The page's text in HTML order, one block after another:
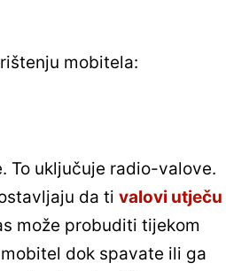
mobitela:
To uključuje radio-valove.
da ti valovi utječu
može probuditi tijekom
dok spavate ili ga